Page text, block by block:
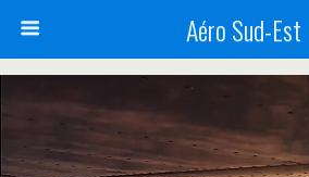
Aéro Sud-Est